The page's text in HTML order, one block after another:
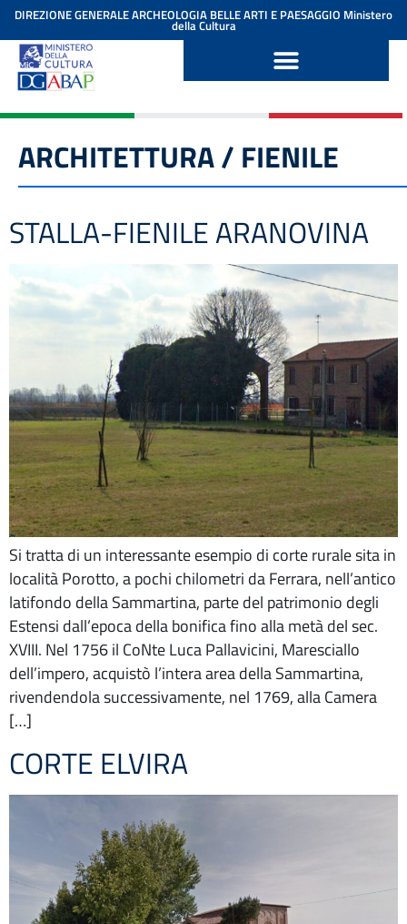
contenuto
DIREZIONE GENERALE ARCHEOLOGIA BELLE ARTI E PAESAGGIO Ministero
della Cultura
ARCHITETTURA / FIENILE
STALLA-FIENILE ARANOVINA
Si tratta di un interessante esempio di corte rurale sita in
località Porotto, a pochi chilometri da Ferrara, nell’antico
latifondo della Sammartina, parte del patrimonio degli
Estensi dall’epoca della bonifica fino alla metà del sec.
XVIII. Nel 1756 il CoNte Luca Pallavicini, Maresciallo
dell’impero, acquistò l’intera area della Sammartina,
rivendendola successivamente, nel 1769, alla Camera
[…]
CORTE ELVIRA